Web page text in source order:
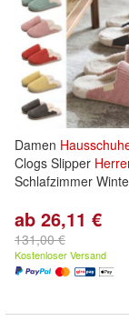
Damen
Clogs Slipper
Schlafzimmer
ab 26,11 €
131,00 €
Kostenloser Versand